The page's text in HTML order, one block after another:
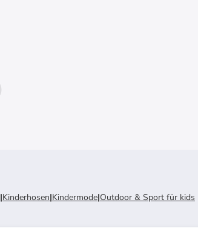
|Kinderhosen|Kindermode|Outdoor & Sport für kids